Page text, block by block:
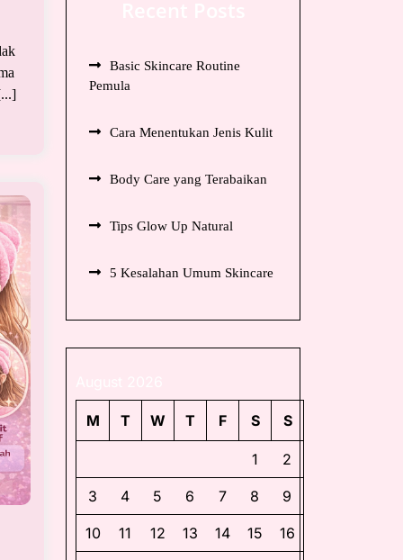
Basic Skincare Routine
Pemula
Cara Menentukan Jenis Kulit
Body Care yang Terabaikan
Tips Glow Up Natural
5 Kesalahan Umum Skincare
M T W T F S S
1 2
3 4 5 6 7 8 9
10 11 12 13 14 15 16